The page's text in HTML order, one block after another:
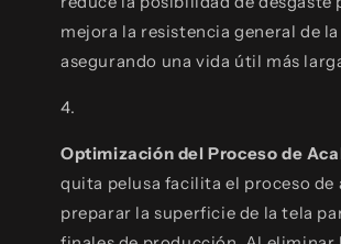
mejora la resistencia general de
asegurando una vida útil más
Optimización del Proceso de
quita pelusa facilita el proceso de
preparar la superficie de la tela